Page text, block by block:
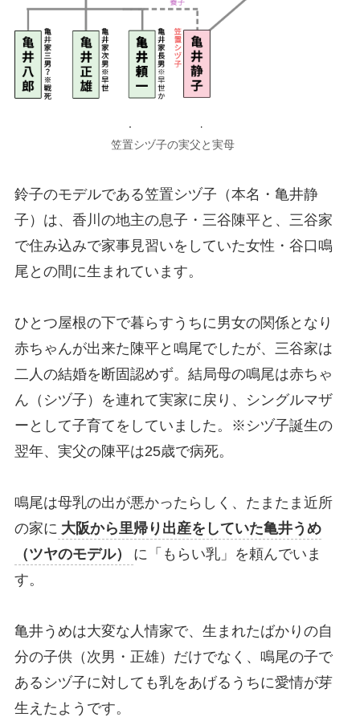
笠置シヅ子の実父と実母
鈴子のモデルである笠置シヅ子（本名・亀井静
子）は、香川の地主の息子・三谷陳平と、三谷家
で住み込みで家事見習いをしていた女性・谷口鳴
尾との間に生まれています。
ひとつ屋根の下で暮らすうちに男女の関係となり
赤ちゃんが出来た陳平と鳴尾でしたが、三谷家は
二人の結婚を断固認めず。結局母の鳴尾は赤ちゃ
ん（シヅ子）を連れて実家に戻り、シングルマザ
ーとして子育てをしていました。※シヅ子誕生の
翌年、実父の陳平は25歳で病死。
鳴尾は母乳の出が悪かったらしく、たまたま近所
の家に 大阪から里帰り出産をしていた亀井うめ
（ツヤのモデル）
に「もらい乳」を頼んでいま
す。
亀井うめは大変な人情家で、生まれたばかりの自
分の子供（次男・正雄）だけでなく、鳴尾の子で
あるシヅ子に対しても乳をあげるうちに愛情が芽
生えたようです。